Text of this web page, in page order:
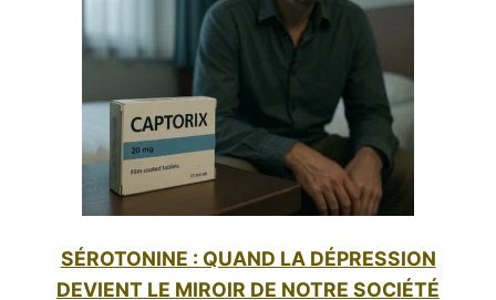
SÉROTONINE : QUAND LA DÉPRESSION
DEVIENT LE MIROIR DE NOTRE SOCIÉTÉ